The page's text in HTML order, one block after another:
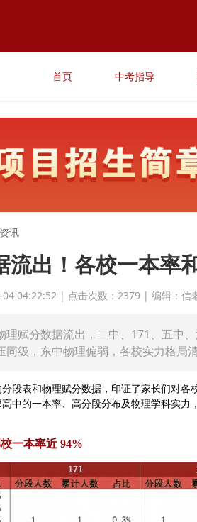
首页 中考指导
讯
流出！各校一本率
04:22:52 | 点击次数：2379 | 编辑：信
理赋分数据流出，二中、171、五中
级，东中物理偏弱，各校实力格局清
表和物理赋分数据，印证了家长们对各
中的一本率、高分段分布及物理学科实力
一本率近 94%